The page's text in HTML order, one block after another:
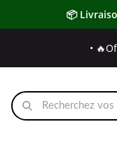
📦
•